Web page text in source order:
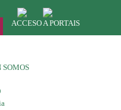
ACCESO A PORTAIS
SOMOS